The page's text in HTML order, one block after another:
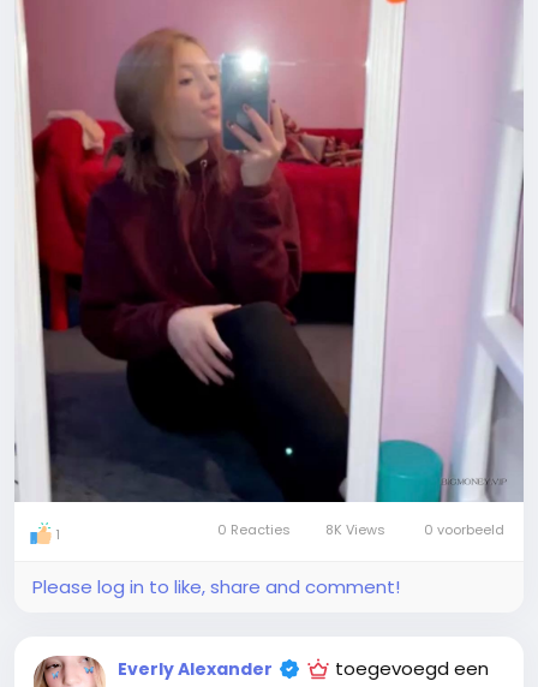
1 0 Reacties 8K Views 0 voorbeeld
Please log in to like, share and comment!
Everly Alexander
toegevoegd een